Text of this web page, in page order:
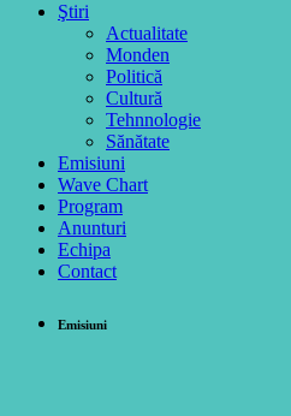
Ştiri
Actualitate
Monden
Politică
Cultură
Tehnnologie
Sănătate
Emisiuni
Wave Chart
Program
Anunturi
Echipa
Contact
Emisiuni